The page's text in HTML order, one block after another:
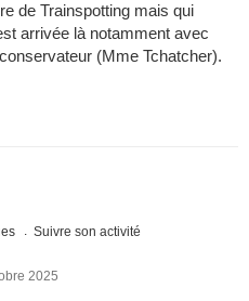
de Trainspotting mais qui
arrivée là notamment avec
(Mme Tchatcher).
Suivre son activité
2025